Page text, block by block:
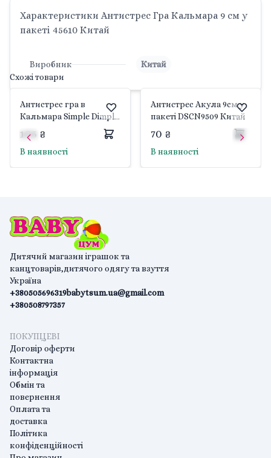
Характеристики Антистрес Гра Кальмара 9 см у
пакеті 45610 Китай
Виробник
Китай
Схожі товари
Антистрес гра в
Кальмара Simple Dimple
C50316 Китай
105 ₴
В наявності
Антистрес Акула 9см у
пакеті DSCN9509 Китай
70 ₴
В наявності
Дитячий магазин іграшок та
канцтоварів,дитячого одягу та взуття
Україна
+380505696319
+380508797357
babytsum.ua@gmail.com
ПОКУПЦЕВІ
Договір оферти
Контактна
інформація
Обмін та
повернення
Оплата та
доставка
Політика
конфіденційності